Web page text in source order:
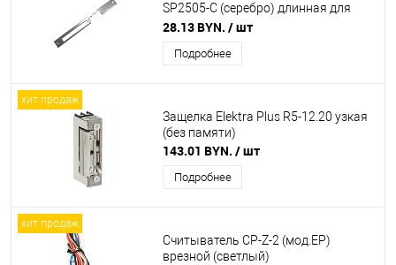
SP2505-C (серебро) длинная для
узких защелок
28.13 BYN. / шт
Подробнее
хит продаж
Защелка Elektra Plus R5-12.20 узкая
(без памяти)
143.01 BYN. / шт
Подробнее
хит продаж
Считыватель CP-Z-2 (мод.ЕP)
врезной (светлый)